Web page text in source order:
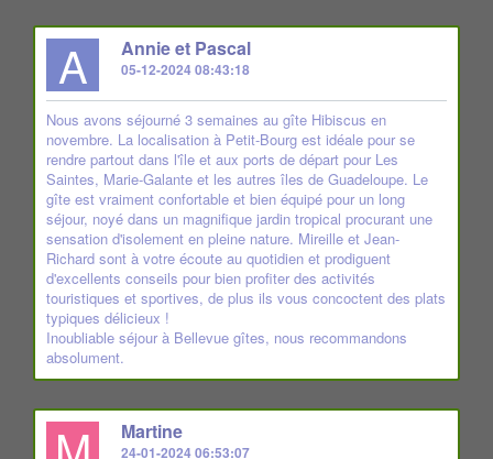
A Annie et Pascal
05-12-2024 08:43:18
Nous avons séjourné 3 semaines au gîte Hibiscus en
novembre. La localisation à Petit-Bourg est idéale pour se
rendre partout dans l'île et aux ports de départ pour Les
Saintes, Marie-Galante et les autres îles de Guadeloupe. Le
gîte est vraiment confortable et bien équipé pour un long
séjour, noyé dans un magnifique jardin tropical procurant une
sensation d'isolement en pleine nature. Mireille et Jean-
Richard sont à votre écoute au quotidien et prodiguent
d'excellents conseils pour bien profiter des activités
touristiques et sportives, de plus ils vous concoctent des plats
typiques délicieux !
Inoubliable séjour à Bellevue gîtes, nous recommandons
absolument.
Martine
24-01-2024 06:53:07